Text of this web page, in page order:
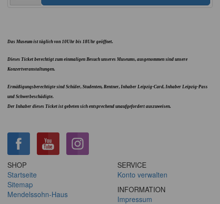
Das Museum ist täglich von 10Uhr bis 18Uhr geöffnet.
Dieses Ticket berechtigt zum einmaligen Besuch unseres Museums, ausgenommen sind unsere
Konzertveranstaltungen.
Ermäßigungsberechtigte sind Schüler, Studenten, Rentner, Inhaber Leipzig-Card, Inhaber Leipzig-Pass
und Schwerbeschädigte.
Der Inhaber dieses Ticket ist gebeten sich entsprechend unaufgefordert auszuweisen.
SHOP
Startseite
Sitemap
Mendelssohn-Haus
SERVICE
Konto verwalten
INFORMATION
Impressum